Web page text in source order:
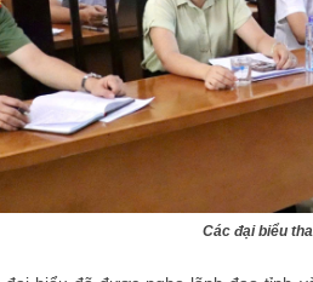
Các đại biểu